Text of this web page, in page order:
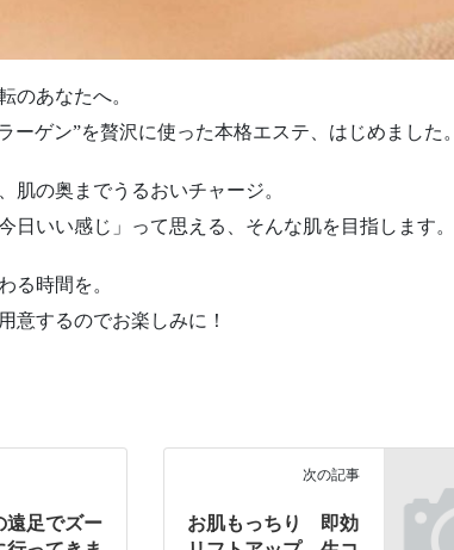
のあなたへ。
ーゲン”を贅沢に使った本格エステ、はじめました。
肌の奥までうるおいチャージ。
日いい感じ」って思える、そんな肌を目指します。
る時間を。
意するのでお楽しみに！
遠足でズー
次の記事
お肌もっちり 即効